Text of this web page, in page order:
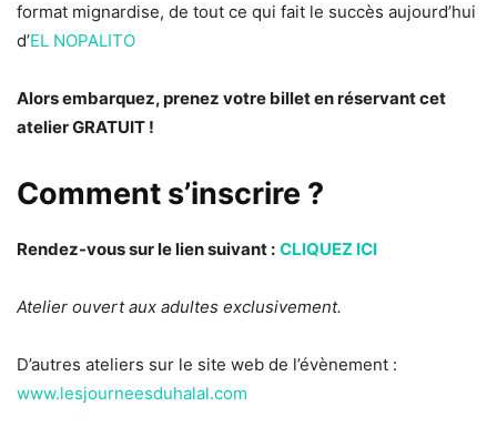
format mignardise, de tout ce qui fait le succès aujourd’hui
d’EL NOPALITO
Alors embarquez, prenez votre billet en réservant cet
atelier GRATUIT !
Comment s’inscrire ?
Rendez-vous sur le lien suivant : CLIQUEZ ICI
Atelier ouvert aux adultes exclusivement.
D’autres ateliers sur le site web de l’évènement :
www.lesjourneesduhalal.com